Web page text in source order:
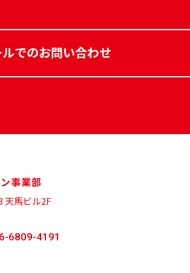
でのお問い合わせ
事業部
天馬ビル2F
6809-4191